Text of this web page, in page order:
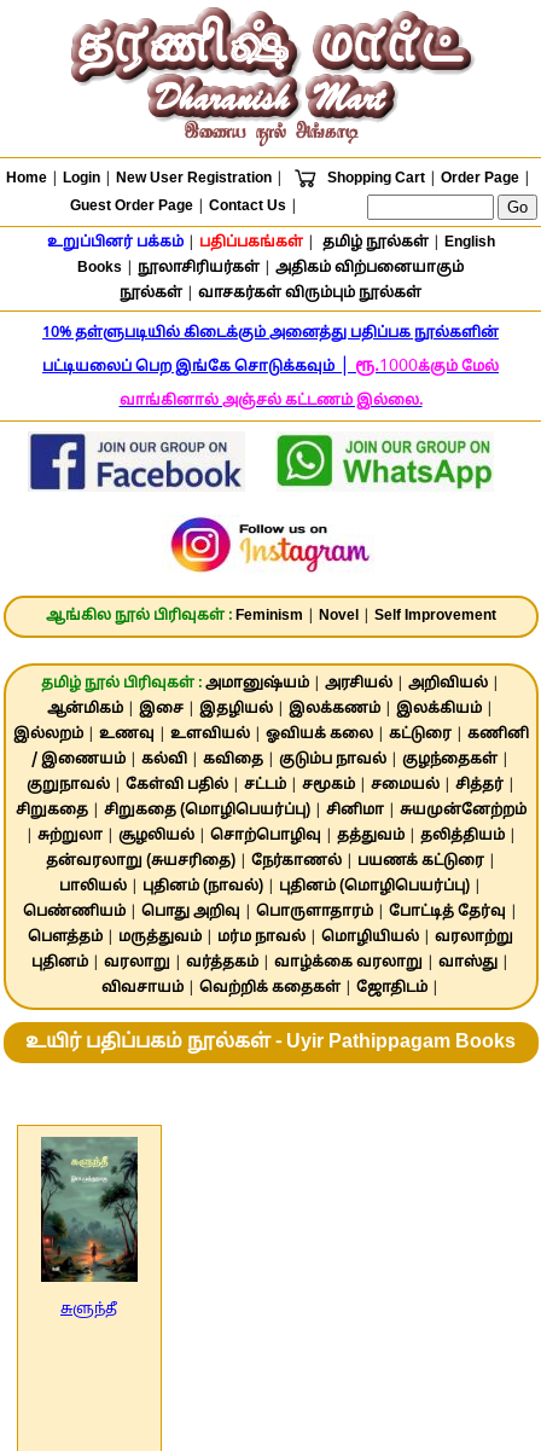
Home Login New User Registration Shopping Cart Order Page
Guest Order Page| Contact Us
உறுப்பினர் பக்கம்| பதிப்பகங்கள்| தமிழ் நூல்கள்| English
Books
நூலாசிரியர்கள்| அதிகம் விற்பனையாகும்
நூல்கள்| வாசகர்கள் விரும்பும் நூல்கள்
10% தள்ளுபடியில் கிடைக்கும் அனைத்து பதிப்பக நூல்களின்
பட்டியலைப் பெற இங்கே சொடுக்கவும்|ரூ.1000க்கும் மேல்
வாங்கினால் அஞ்சல் கட்டணம் இல்லை.
ஆங்கில நூல் பிரிவுகள் : Feminism Novel| Self Improvement
தமிழ் நூல் பிரிவுகள் : அமானுஷ்யம் அரசியல் அறிவியல்
ஆன்மிகம்
இசை இதழியல் இலக்கணம் இலக்கியம்
இல்லறம்| உணவு உளவியல்| ஓவியக் கலை| கட்டுரை| கணினி
/ இணையம்
கல்வி கவிதை குடும்ப நாவல் குழந்தைகள்|
குறுநாவல்| கேள்வி பதில்| சட்டம்| சமூகம்| சமையல்| சித்தர்|
சிறுகதை| சிறுகதை (மொழிபெயர்ப்பு)| சினிமா| சுயமுன்னேற்றம்
சுற்றுலா| சூழலியல்| சொற்பொழிவு தத்துவம்| தலித்தியம்|
தன்வரலாறு (சுயசரிதை)| நேர்காணல்| பயணக் கட்டுரை|
பாலியல்
புதினம் (நாவல்) புதினம் (மொழிபெயர்ப்பு)
பெண்ணியம்
பொது அறிவு பொருளாதாரம் போட்டித் தேர்வு
பௌத்தம்
மருத்துவம் மர்ம நாவல் மொழியியல்
வரலாற்று
புதினம்
வரலாறு வர்த்தகம் வாழ்க்கை வரலாறு வாஸ்து
விவசாயம்
வெற்றிக் கதைகள்| ஜோதிடம்
உயிர் பதிப்பகம் நூல்கள் - Uyir Pathippagam Books
சுளுந்தீ